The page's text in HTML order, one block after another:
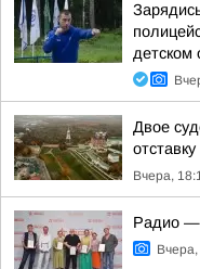
детском
Двое
Вчера,
Радио —